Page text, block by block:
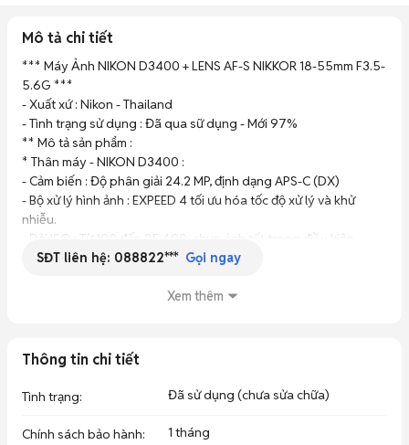
Mô tả chi tiết
*** Máy Ảnh NIKON D3400 + LENS AF-S NIKKOR 18-55mm F3.5-
5.6G ***
- Xuất xứ : Nikon - Thailand
- Tình trạng sử dụng : Đã qua sữ dụng - Mới 97%
** Mô tả sản phẩm :
* Thân máy - NIKON D3400 :
- Cảm biến : Độ phân giải 24.2 MP, định dạng APS-C (DX)
- Bộ xử lý hình ảnh : EXPEED 4 tối ưu hóa tốc độ xử lý và khử
nhiễu.
- Dải ISO : Từ 100 đến 25.600, chụp ảnh tốt trong điều kiện
thiếu sáng.
hình / giây.
- Kết nối thông minh : Tích hợp công nghệ SnapBridge qua
Bluetooth giúp tự động truyền ảnh sang điện thoại liên tục.
* Ống kính - Nikon AF-S Nikkor 18-200mm 1:3.5-5.6 G ED DX VR
SĐT liên hệ: 088822*** Gọi ngay
Xem thêm
Thông tin chi tiết
Tình trạng: Đã sử dụng (chưa sửa chữa)
Chính sách bảo hành: 1 tháng